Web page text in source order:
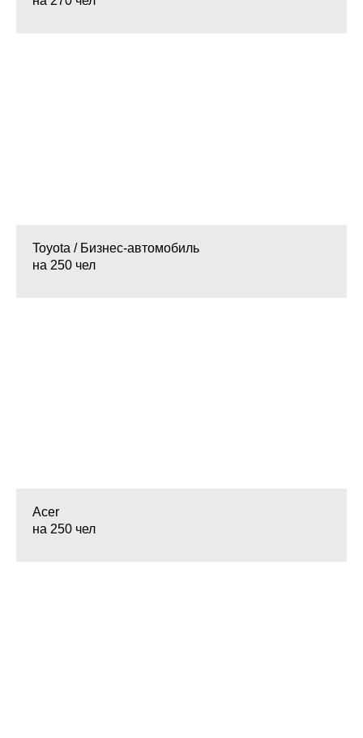
Toyota / Бизнес-автомобиль
на 250 чел
Acer
на 250 чел